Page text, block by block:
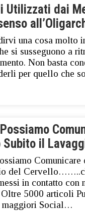
Utilizzati dai
una cosa molto
si susseguono a
Non basta
per quello che
Subito il
del
in contatto
5000 articoli
maggiori Social…